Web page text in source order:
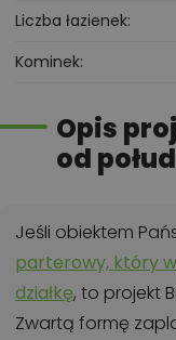
Liczba łazienek
Kominek
Opis
od
Jeśli obiektem
parterowy, który
działkę, to projekt
Zwartą formę